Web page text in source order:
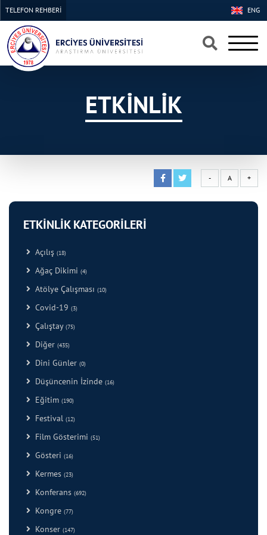
×
×
ENG
TELEFON REHBERİ
ETKİNLİK
- A +
ETKİNLİK KATEGORİLERİ
Açılış (18)
Ağaç Dikimi (4)
Atölye Çalışması (10)
Covid-19 (3)
Çalıştay (75)
Diğer (435)
Dini Günler (0)
Düşüncenin İzinde (16)
Eğitim (190)
Festival (12)
Film Gösterimi (51)
Gösteri (16)
Kermes (23)
Konferans (692)
Kongre (77)
Konser (147)